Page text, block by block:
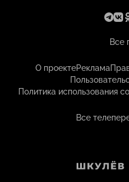
Все
О проектеРеклама
Политика использования
Все